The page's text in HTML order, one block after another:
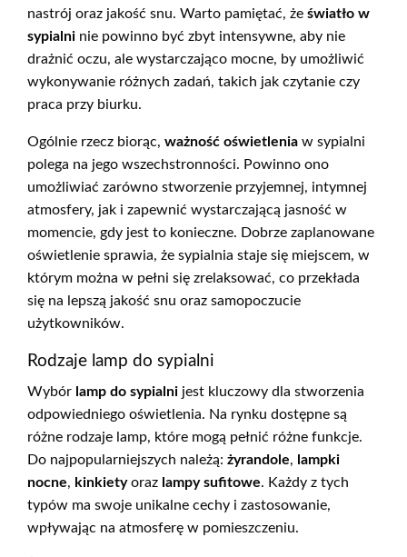
nastrój oraz jakość snu. Warto pamiętać, że światło w
sypialni nie powinno być zbyt intensywne, aby nie
drażnić oczu, ale wystarczająco mocne, by umożliwić
wykonywanie różnych zadań, takich jak czytanie czy
praca przy biurku.
Ogólnie rzecz biorąc, ważność oświetlenia w sypialni
polega na jego wszechstronności. Powinno ono
umożliwiać zarówno stworzenie przyjemnej, intymnej
atmosfery, jak i zapewnić wystarczającą jasność w
momencie, gdy jest to konieczne. Dobrze zaplanowane
oświetlenie sprawia, że sypialnia staje się miejscem, w
którym można w pełni się zrelaksować, co przekłada
się na lepszą jakość snu oraz samopoczucie
użytkowników.
Rodzaje lamp do sypialni
Wybór lamp do sypialni jest kluczowy dla stworzenia
odpowiedniego oświetlenia. Na rynku dostępne są
różne rodzaje lamp, które mogą pełnić różne funkcje.
Do najpopularniejszych należą: żyrandole, lampki
nocne, kinkietyoraz lampy sufitowe. Każdy z tych
typów ma swoje unikalne cechy i zastosowanie,
wpływając na atmosferę w pomieszczeniu.